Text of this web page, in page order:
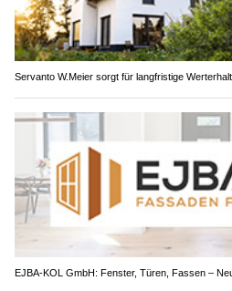
Servanto W.Meier sorgt für langfristige
EJBA-KOL GmbH: Fenster, Türen, Fassen –